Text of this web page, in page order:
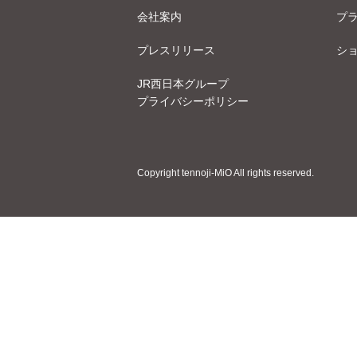
会社案内 プ
プレスリリース シ
JR西日本グループ
プライバシーポリシー
Copyright tennoji-MiO All rights reserved.